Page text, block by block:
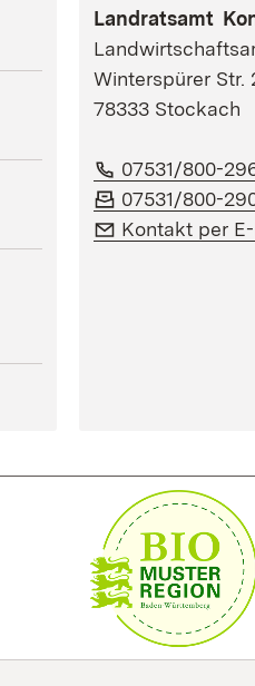
Landratsamt
Winterspürer Str.
78333 Stockach
Telefon:
07531/800-
Fax:
07531/800-
E-Mail:
Kontakt per